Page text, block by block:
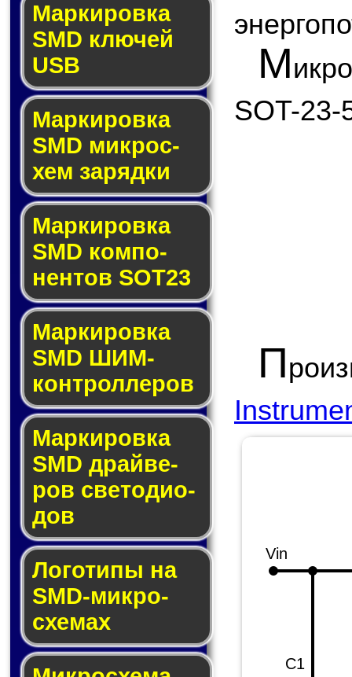
Маркировка
SMD клю­чей
USB
Маркировка
SMD мик­рос­
хем за­ряд­ки
Маркировка
SMD ком­по­
нен­тов SOT23
Маркировка
SMD ШИМ-
кон­трол­ле­ров
Маркировка
SMD драй­ве­
ров све­то­ди­о­
дов
Логотипы на
SMD-мик­ро­
схе­мах
М
SOT-23-
П
Vin
C1